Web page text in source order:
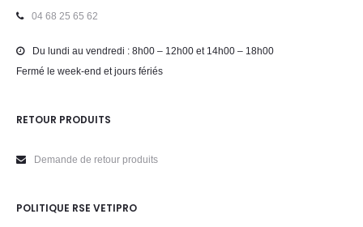
04 68 25 65 62
Du lundi au vendredi : 8h00 – 12h00 et 14h00 – 18h00
Fermé le week-end et jours fériés
RETOUR PRODUITS
Demande de retour produits
POLITIQUE RSE VETIPRO